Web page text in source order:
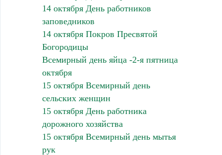
14 октября День работников
заповедников
14 октября Покров Пресвятой
Богородицы
Всемирный день яйца -2-я пятница
октября
15 октября Всемирный день
сельских женщин
15 октября День работника
дорожного хозяйства
15 октября Всемирный день мытья
рук